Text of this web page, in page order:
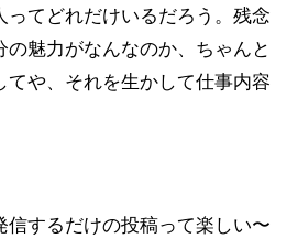
ってどれだけいるだろう。残念
の魅力がなんなのか、ちゃんと
てや、それを生かして仕事内容
信するだけの投稿って楽しい〜